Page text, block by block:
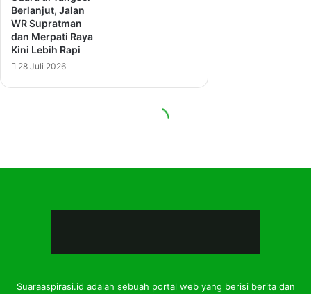
Suaraaspirasi.id adalah sebuah portal web yang berisi berita dan